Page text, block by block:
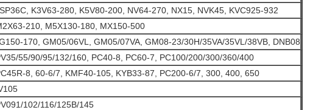
K3V63-280, K5V80-200, NV64-270, NX15, NVK45, KVC925-932
210, M5X130-180, MX150-500
170, GM05/06VL, GM05/07VA, GM08-23/30H/35VA/35VL/38VB, DNB08
55/90/95/132/160, PC40-8, PC60-7, PC100/200/300/360/400
8, 60-6/7, KMF40-105, KYB33-87, PC200-6/7, 300, 400, 650
102/116/125B/145